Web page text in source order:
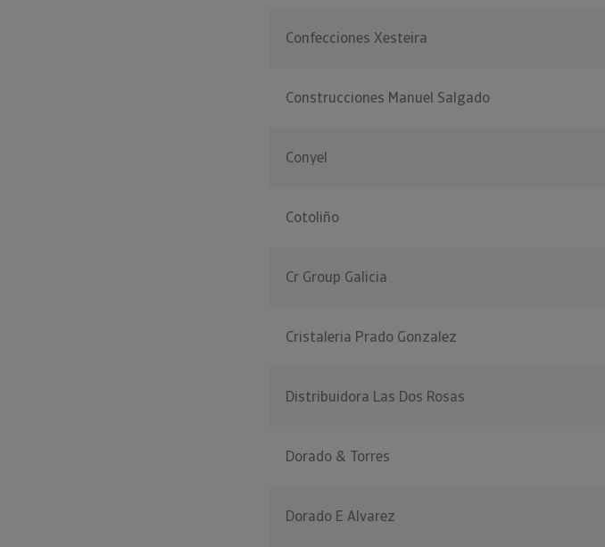
Confecciones Xesteira
Construcciones Manuel Salgado
Conyel
Cotoliño
Cr Group Galicia
Cristaleria Prado Gonzalez
Distribuidora Las Dos Rosas
Dorado & Torres
Dorado E Alvarez